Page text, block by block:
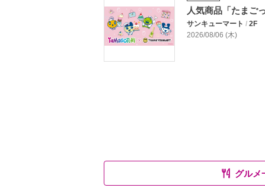
人気商品「たまご
サンキューマート / 2F
2026/08/06 (木)
グルメ